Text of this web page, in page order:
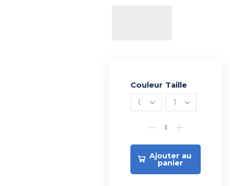
Couleur Taille
Ajouter au
panier
Alternative: